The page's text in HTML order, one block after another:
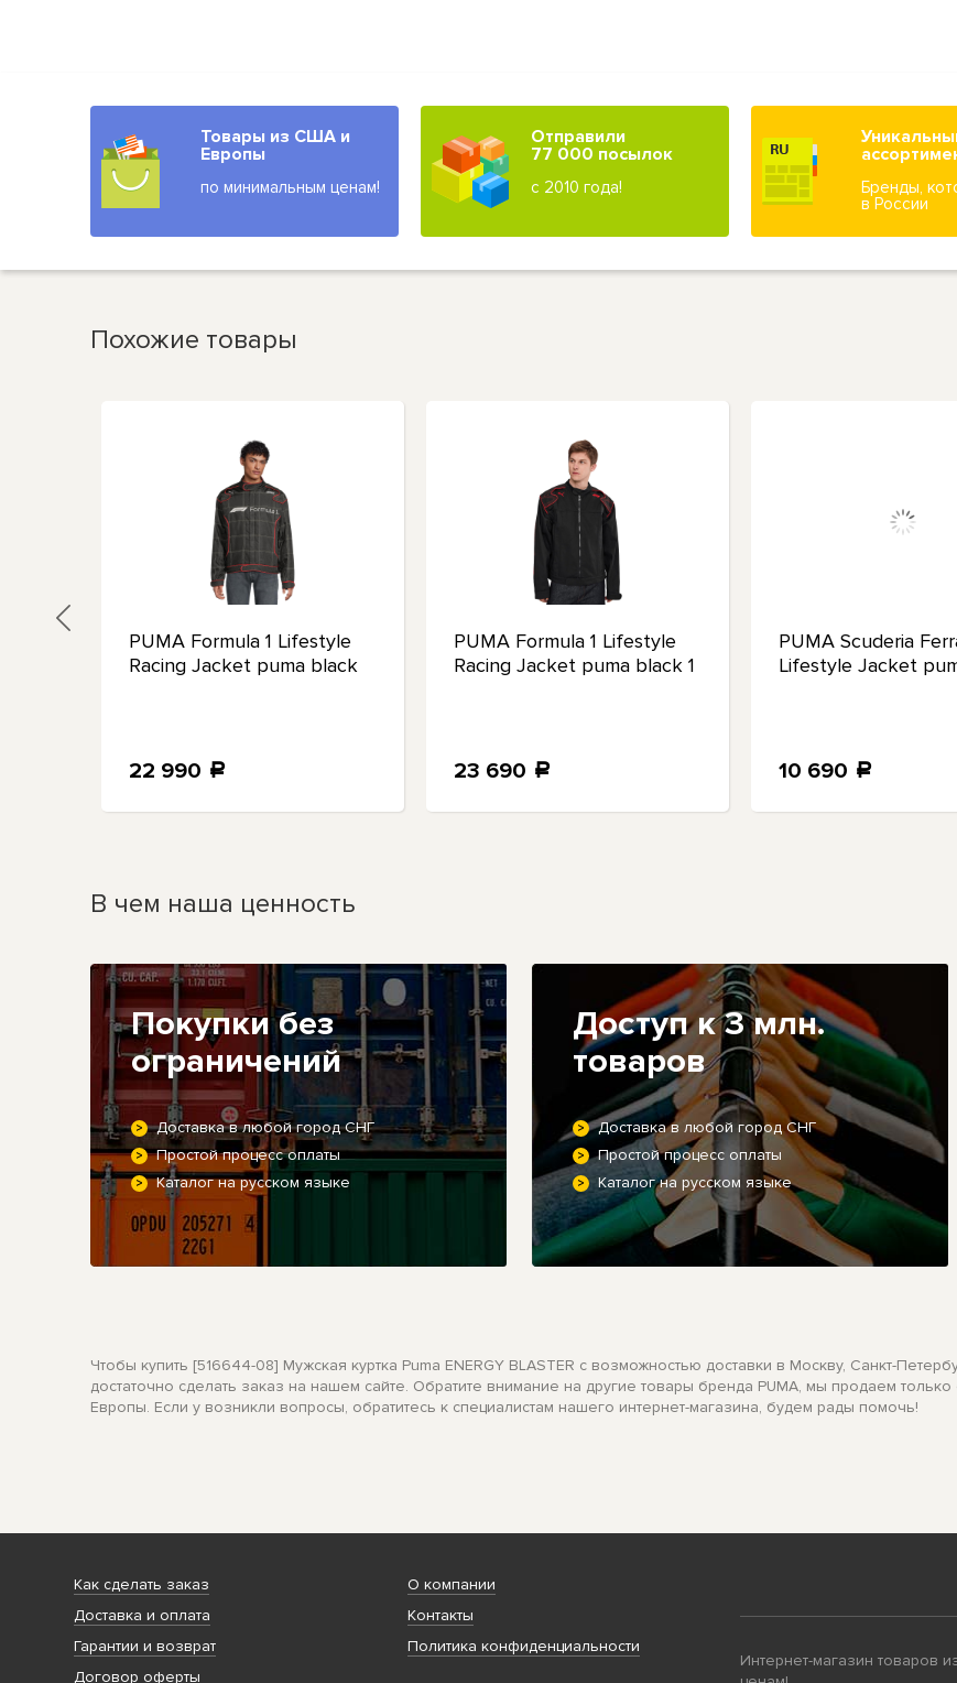
Товары из США и
Европы
по минимальным ценам!
Отправили
77 000 посылок
с 2010 года!
Бренды,
в России
Похожие товары
PUMA Formula 1 Lifestyle
Racing Jacket puma black
22 990 a
PUMA Formula 1 Lifestyle
Racing Jacket puma black 1
23 690 a
PUMA Scuderia
Lifestyle Jacket
10 690 a
В чем наша ценность
Покупки без
ограничений
Доставка в любой город СНГ
Простой процесс оплаты
Каталог на русском языке
Доступ к 3 млн.
товаров
Доставка в любой город СНГ
Простой процесс оплаты
Каталог на русском языке
Чтобы купить [516644-08] Мужская куртка Puma ENERGY BLASTER с возможностью доставки в Москву, Санкт-
достаточно сделать заказ на нашем сайте. Обратите внимание на другие товары бренда PUMA, мы продаем
Европы. Если у возникли вопросы, обратитесь к специалистам нашего интернет-магазина, будем рады помочь!
Как сделать заказ
Доставка и оплата
Гарантии и возврат
Договор оферты
О компании
Контакты
Политика конфиденциальности
Интернет-магазин